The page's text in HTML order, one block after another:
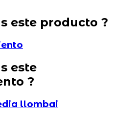
este producto ?
este
?
llombai